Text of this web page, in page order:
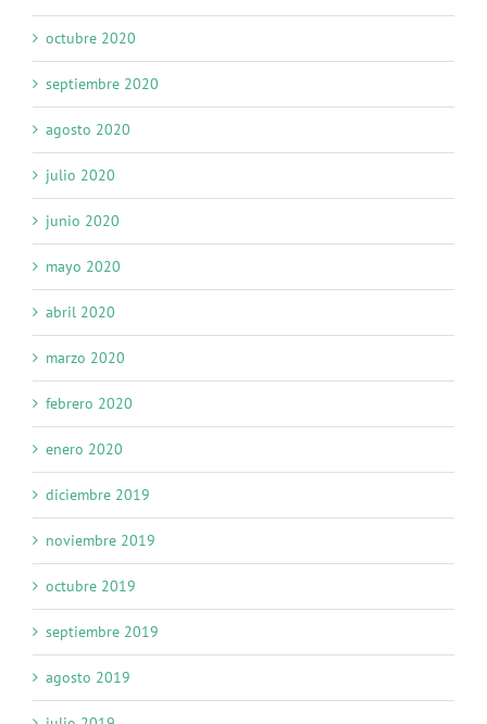
octubre 2020
septiembre 2020
agosto 2020
julio 2020
junio 2020
mayo 2020
abril 2020
marzo 2020
febrero 2020
enero 2020
diciembre 2019
noviembre 2019
octubre 2019
septiembre 2019
agosto 2019